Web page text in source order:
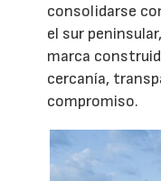
consolidarse
el sur
marca
cercanía,
compromiso.